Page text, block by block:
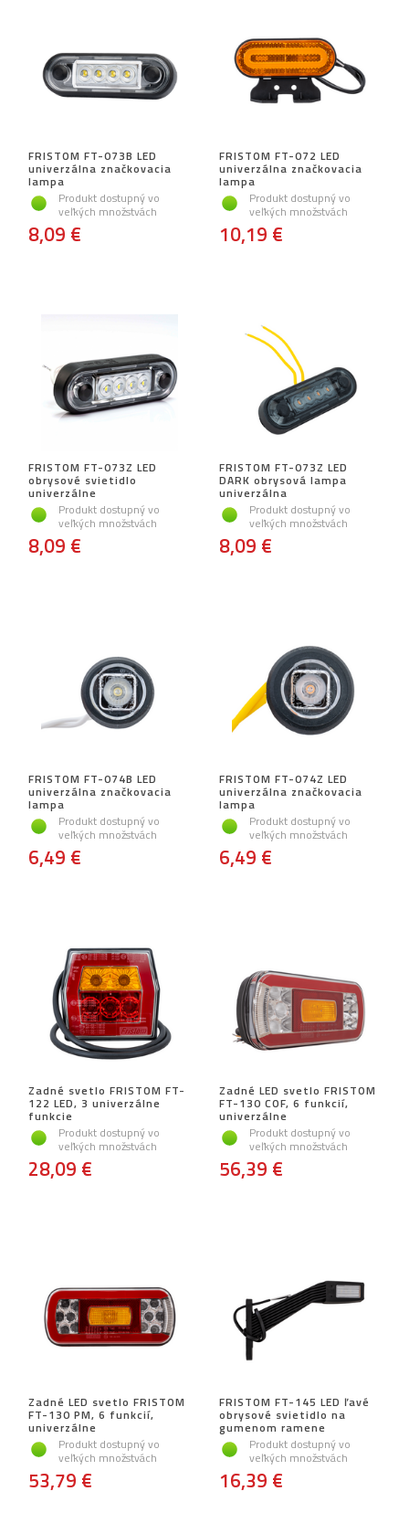
FRISTOM FT-073B LED
univerzálna značkovacia
lampa
Produkt dostupný vo
veľkých množstvách
8,09 €
FRISTOM FT-072 LED
univerzálna značkovacia
lampa
Produkt dostupný vo
veľkých množstvách
10,19 €
FRISTOM FT-073Z LED
obrysové svietidlo
univerzálne
Produkt dostupný vo
veľkých množstvách
8,09 €
FRISTOM FT-073Z LED
DARK obrysová lampa
univerzálna
Produkt dostupný vo
veľkých množstvách
8,09 €
FRISTOM FT-074B LED
univerzálna značkovacia
lampa
Produkt dostupný vo
veľkých množstvách
6,49 €
FRISTOM FT-074Z LED
univerzálna značkovacia
lampa
Produkt dostupný vo
veľkých množstvách
6,49 €
Zadné svetlo FRISTOM FT-
122 LED, 3 univerzálne
funkcie
Produkt dostupný vo
veľkých množstvách
28,09 €
Zadné LED svetlo FRISTOM
FT-130 COF, 6 funkcií,
univerzálne
Produkt dostupný vo
veľkých množstvách
56,39 €
Zadné LED svetlo FRISTOM
FT-130 PM, 6 funkcií,
univerzálne
Produkt dostupný vo
veľkých množstvách
53,79 €
FRISTOM FT-145 LED ľavé
obrysové svietidlo na
gumenom ramene
Produkt dostupný vo
veľkých množstvách
16,39 €